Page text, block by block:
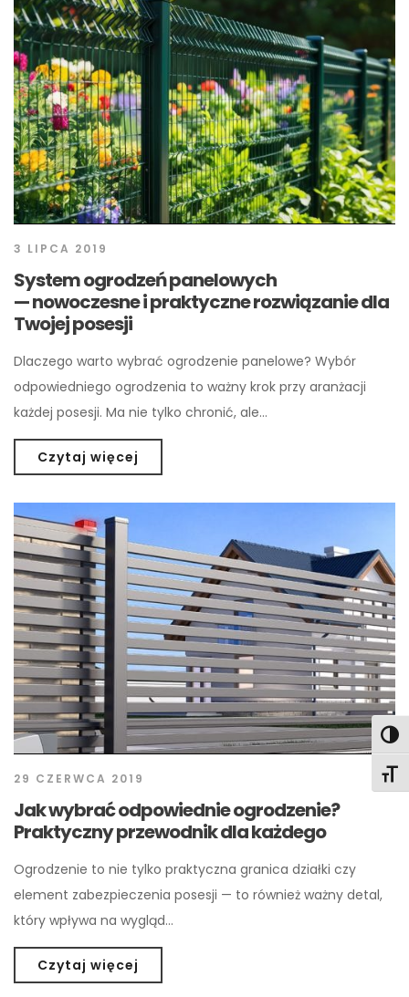
3 LIPCA 2019
System ogrodzeń panelowych
— nowoczesne i praktyczne rozwiązanie dla
Twojej posesji
Dlaczego warto wybrać ogrodzenie panelowe? Wybór
odpowiedniego ogrodzenia to ważny krok przy aranżacji
każdej posesji. Ma nie tylko chronić, ale…
Czytaj więcej
29 CZERWCA 2019
Jak wybrać odpowiednie ogrodzenie?
Praktyczny przewodnik dla każdego
Ogrodzenie to nie tylko praktyczna granica działki czy
element zabezpieczenia posesji — to również ważny detal,
który wpływa na wygląd…
Czytaj więcej